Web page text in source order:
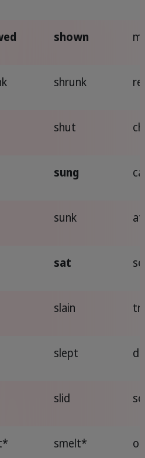
shown
shrunk
shut
sung
sunk
sat
slain
slept
slid
smelt*